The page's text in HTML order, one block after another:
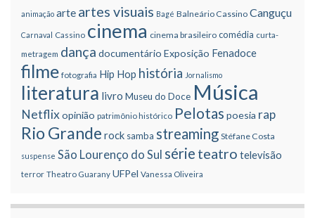
animação arte artes visuais Bagé Balneário Cassino Canguçu
Carnaval Cassino cinema cinema brasileiro comédia curta-
metragem dança documentário Exposição Fenadoce
filme fotografia Hip Hop história Jornalismo
literatura livro Museu do Doce Música
Netflixopinião patrimônio histórico Pelotas poesia rap
Rio Grande rock samba streaming Stéfane Costa
suspense São Lourenço do Sul série teatro televisão
terror Theatro Guarany UFPel Vanessa Oliveira